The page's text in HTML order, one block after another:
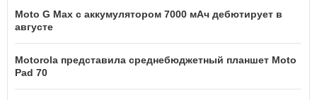
Moto G Max с аккумулятором 7000 мАч дебютирует в
августе
Motorola представила среднебюджетный планшет Moto
Pad 70